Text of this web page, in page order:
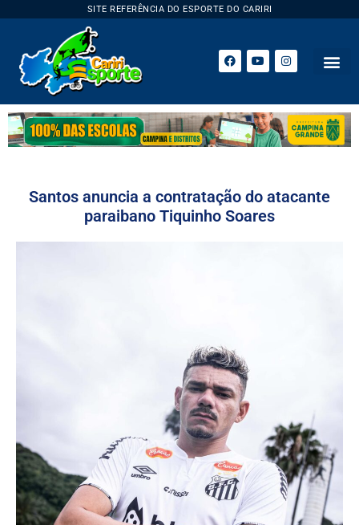
SITE REFERÊNCIA DO ESPORTE DO CARIRI
Santos anuncia a contratação do atacante
paraibano Tiquinho Soares